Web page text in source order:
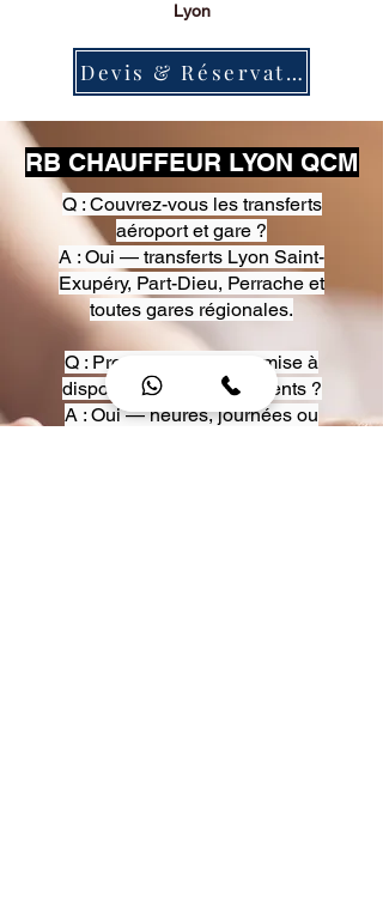
Lyon
Devis & Réservation
RB CHAUFFEUR LYON QCM
Q : Couvrez-vous les transferts
aéroport et gare ?
A : Oui — transferts Lyon Saint-
Exupéry, Part-Dieu, Perrache et
toutes gares régionales.
Q : Proposez-vous une mise à
disposition pour événements ?
A : Oui — heures, journées ou